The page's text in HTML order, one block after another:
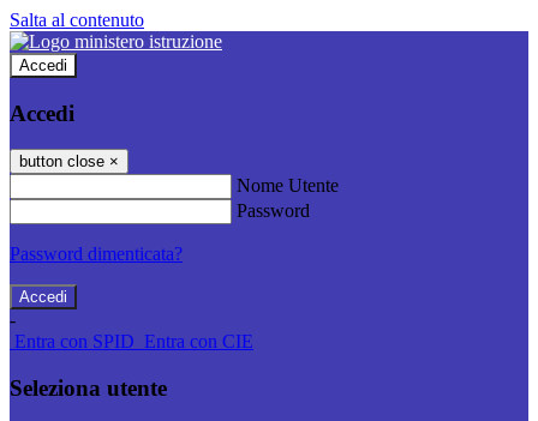
Salta al contenuto
Accedi
Accedi
button close ×
Nome Utente
Password
Password dimenticata?
-
Entra con SPID Entra con CIE
Seleziona utente